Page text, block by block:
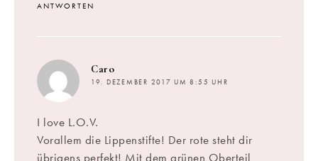
ANTWORTEN
Caro
19. DEZEMBER 2017 UM 8:55 UHR
I love L.O.V.
Vorallem die Lippenstifte! Der rote steht dir
übrigens perfekt! Mit dem grünen Oberteil